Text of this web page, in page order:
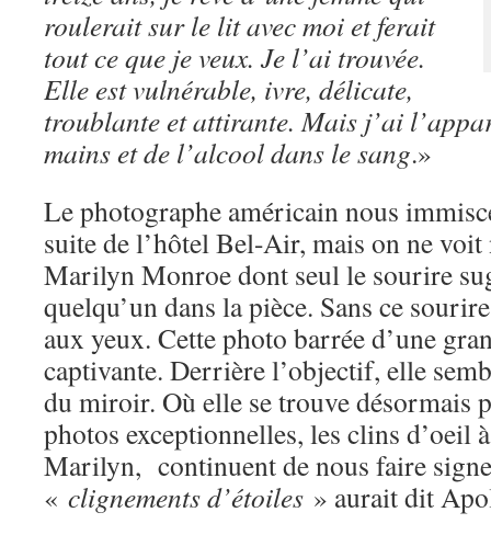
roulerait sur le lit avec moi et ferait
tout ce que je veux. Je l’ai trouvée.
Elle est vulnérable, ivre, délicate,
troublante et attirante. Mais j’ai
mains et de l’alcool dans le sang.»
Le photographe américain nous
suite de l’hôtel Bel-Air, mais on ne
Marilyn Monroe dont seul le sourire
quelqu’un dans la pièce. Sans ce
aux yeux. Cette photo barrée d’une
captivante. Derrière l’objectif, elle
du miroir. Où elle se trouve désormais
photos exceptionnelles, les clins d’oeil
Marilyn, continuent de nous faire
« clignements d’étoiles » aurait dit